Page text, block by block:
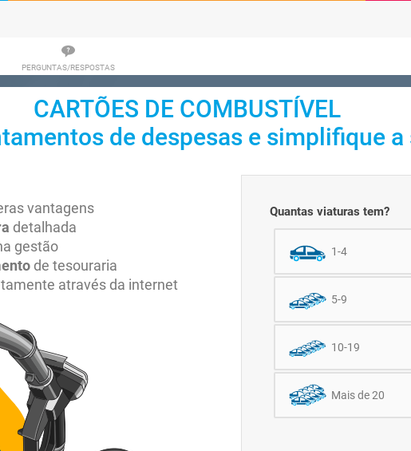
PERGUNTAS/RESPOSTAS
CARTÕES DE COMBUSTÍVEL
de despesas e simplifique
vantagens
detalhada
gestão
de tesouraria
através da internet
Quantas viaturas tem?
1-4
5-9
10-19
Mais de 20